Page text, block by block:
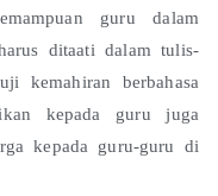
guru dalam
ditaati dalam tulis-
kemahiran berbahasa
kepada guru juga
kepada guru-guru di